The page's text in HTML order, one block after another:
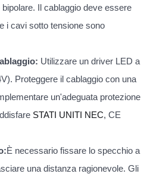
Il cablaggio deve essere
i cavi sotto tensione sono
Utilizzare un driver LED a
Proteggere il cablaggio con una
un'adeguata protezione
STATI UNITI NEC, CE
È necessario fissare lo specchio a
una distanza ragionevole. Gli